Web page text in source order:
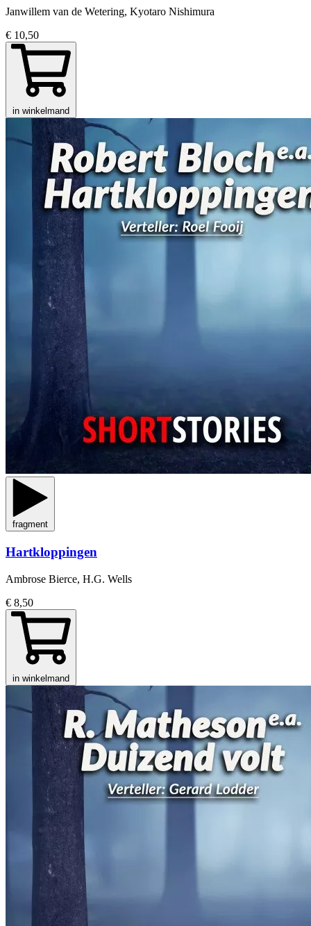
Janwillem van de Wetering, Kyotaro Nishimura
€ 10,50
in winkelmand
fragment
Hartkloppingen
Ambrose Bierce, H.G. Wells
€ 8,50
in winkelmand